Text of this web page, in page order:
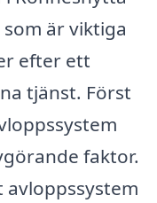
är viktiga
efter ett
tjänst. Först
faktor.